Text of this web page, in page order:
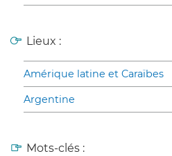
Lieux :
Amérique latine et Caraïbes
Argentine
Mots-clés :